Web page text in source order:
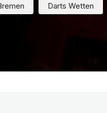
Darts Wetten